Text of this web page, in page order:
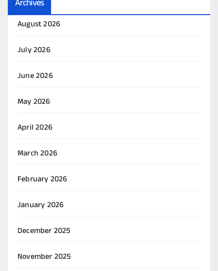
Archives
August 2026
July 2026
June 2026
May 2026
April 2026
March 2026
February 2026
January 2026
December 2025
November 2025